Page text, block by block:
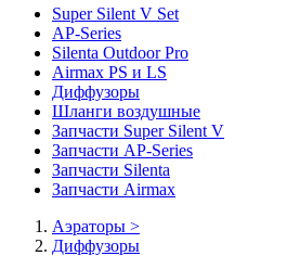
Super Silent V Set
AP-Series
Silenta Outdoor Pro
Airmax PS и LS
Диффузоры
Шланги воздушные
Запчасти Super Silent V
Запчасти AP-Series
Запчасти Silenta
Запчасти Airmax
Аэраторы >
Диффузоры